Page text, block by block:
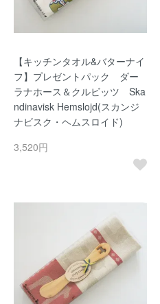
【キッチンタオル&バターナイ
フ】プレゼントパック ダー
ラナホース＆クルビッツ Ska
ndinavisk Hemslojd(スカンジ
ナビスク・ヘムスロイド)
3,520円